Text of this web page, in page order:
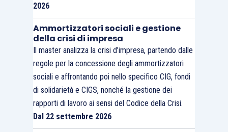
2026
Ammortizzatori sociali e gestione
della crisi di impresa
Il master analizza la crisi d’impresa, partendo dalle
regole per la concessione degli ammortizzatori
sociali e affrontando poi nello specifico CIG, fondi
di solidarietà e CIGS, nonché la gestione dei
rapporti di lavoro ai sensi del Codice della Crisi.
Dal 22 settembre 2026